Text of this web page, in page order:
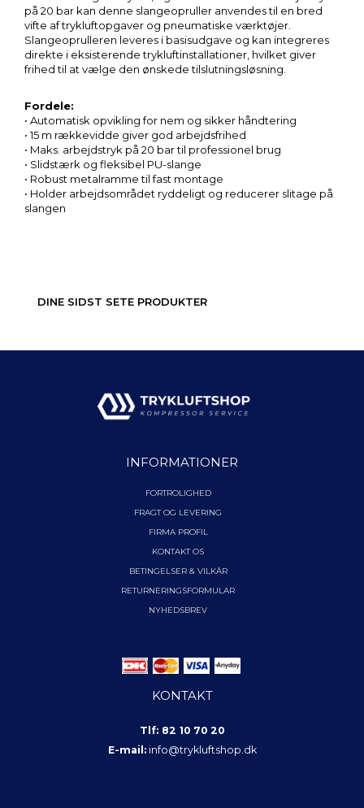
på 20 bar kan denne slangeopruller anvendes til en bred
vifte af trykluftopgaver og pneumatiske værktøjer.
Slangeoprulleren leveres i basisudgave og kan integreres
direkte i eksisterende trykluftinstallationer, hvilket giver
frihed til at vælge den ønskede tilslutningsløsning.
Fordele:
• Automatisk opvikling for nem og sikker håndtering
• 15 m rækkevidde giver god arbejdsfrihed
• Maks. arbejdstryk på 20 bar til professionel brug
• Slidstærk og fleksibel PU-slange
• Robust metalramme til fast montage
• Holder arbejdsområdet ryddeligt og reducerer slitage på
slangen
DINE SIDST SETE PRODUKTER
INFORMATIONER
FORTROLIGHED
FRAGT OG LEVERING
FIRMA PROFIL
KONTAKT OS
BETINGELSER & VILKÅR
RETURNERINGSFORMULAR
NYHEDSBREV
KONTAKT
Tlf: 82 10 70 20
E-mail: info@trykluftshop.dk